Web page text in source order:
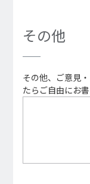
その他
その他、ご意見
たらご自由にお書